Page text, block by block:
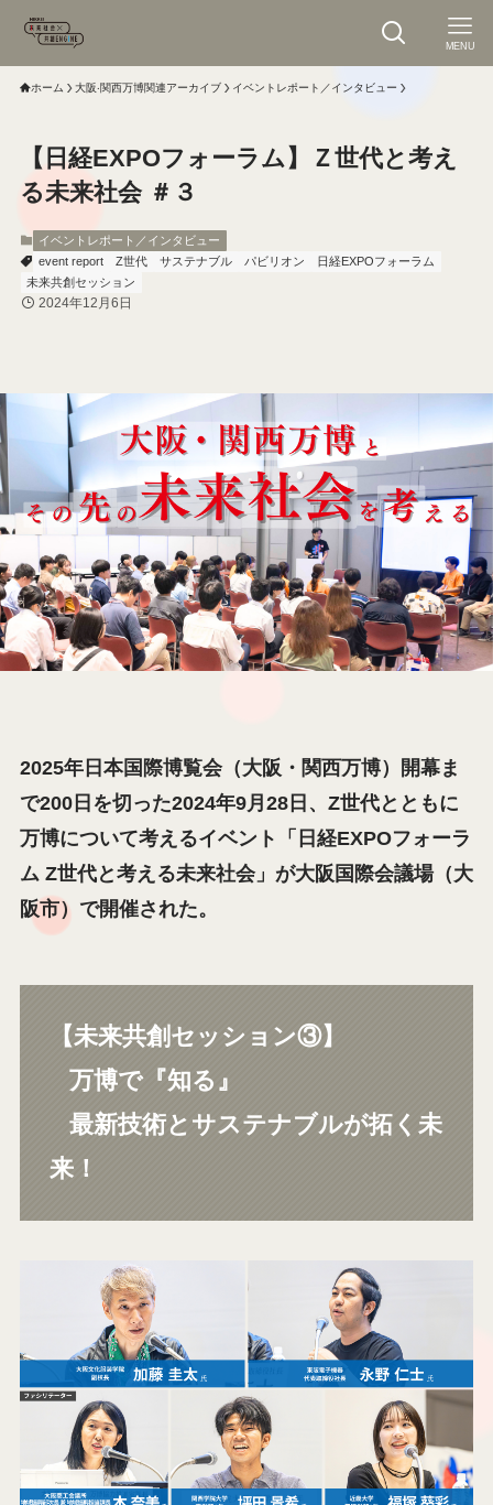
MENU
ホーム 大阪‧関⻄万博関連アーカイブ イベントレポート／インタビュー
【日経EXPOフォーラム】Ｚ世代と考え
る未来社会 ＃３
イベントレポート／インタビュー
event report
Z世代 サステナブル パビリオン
日経EXPOフォーラム
未来共創セッション
2024年12月6日
2025年日本国際博覧会（大阪・関西万博）開幕ま
で200日を切った2024年9月28日、Z世代とともに
万博について考えるイベント「日経EXPOフォーラ
ム Z世代と考える未来社会」が大阪国際会議場（大
阪市）で開催された。
【未来共創セッション③】
万博で『知る』
最新技術とサステナブルが拓く未
来！